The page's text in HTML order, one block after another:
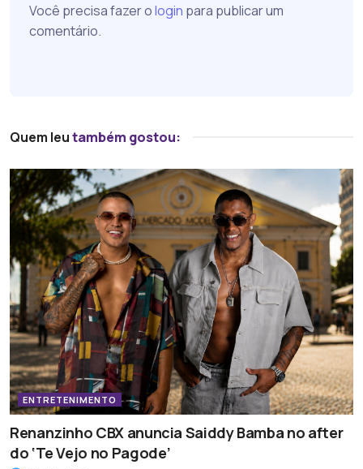
Você precisa fazer ologin para publicar um
comentário.
Quem leutambém gostou:
ENTRETENIMENTO
Renanzinho CBX anuncia Saiddy Bamba no after
do ‘Te Vejo no Pagode’